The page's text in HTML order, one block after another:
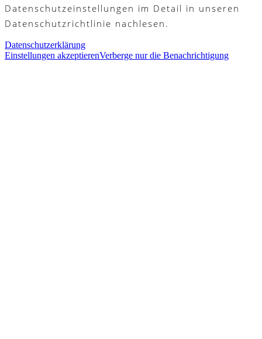
Datenschutzeinstellungen im Detail in unseren
Datenschutzrichtlinie nachlesen.
Datenschutzerklärung
Einstellungen akzeptierenVerberge nur die Benachrichtigung